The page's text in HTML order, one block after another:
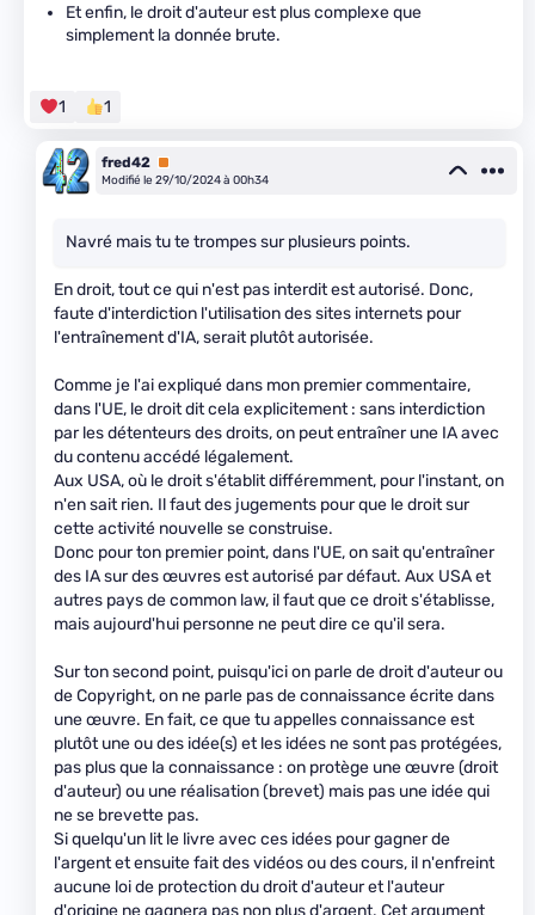
Et enfin, le droit d'auteur est plus complexe que
simplement la donnée brute.
1 1
fred42 Premium
Modifié le 29/10/2024 à 00h34
Navré mais tu te trompes sur plusieurs points.
En droit, tout ce qui n'est pas interdit est autorisé. Donc,
faute d'interdiction l'utilisation des sites internets pour
l'entraînement d'IA, serait plutôt autorisée.
Comme je l'ai expliqué dans mon premier commentaire,
dans l'UE, le droit dit cela explicitement : sans interdiction
par les détenteurs des droits, on peut entraîner une IA avec
du contenu accédé légalement.
Aux USA, où le droit s'établit différemment, pour l'instant, on
n'en sait rien. Il faut des jugements pour que le droit sur
cette activité nouvelle se construise.
Donc pour ton premier point, dans l'UE, on sait qu'entraîner
des IA sur des œuvres est autorisé par défaut. Aux USA et
autres pays de common law, il faut que ce droit s'établisse,
mais aujourd'hui personne ne peut dire ce qu'il sera.
Sur ton second point, puisqu'ici on parle de droit d'auteur ou
de Copyright, on ne parle pas de connaissance écrite dans
une œuvre. En fait, ce que tu appelles connaissance est
plutôt une ou des idée(s) et les idées ne sont pas protégées,
pas plus que la connaissance : on protège une œuvre (droit
d'auteur) ou une réalisation (brevet) mais pas une idée qui
ne se brevette pas.
Si quelqu'un lit le livre avec ces idées pour gagner de
l'argent et ensuite fait des vidéos ou des cours, il n'enfreint
aucune loi de protection du droit d'auteur et l'auteur
d'origine ne gagnera pas non plus d'argent. Cet argument